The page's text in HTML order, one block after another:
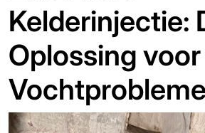
Kelderinjectie:
Oplossing voor